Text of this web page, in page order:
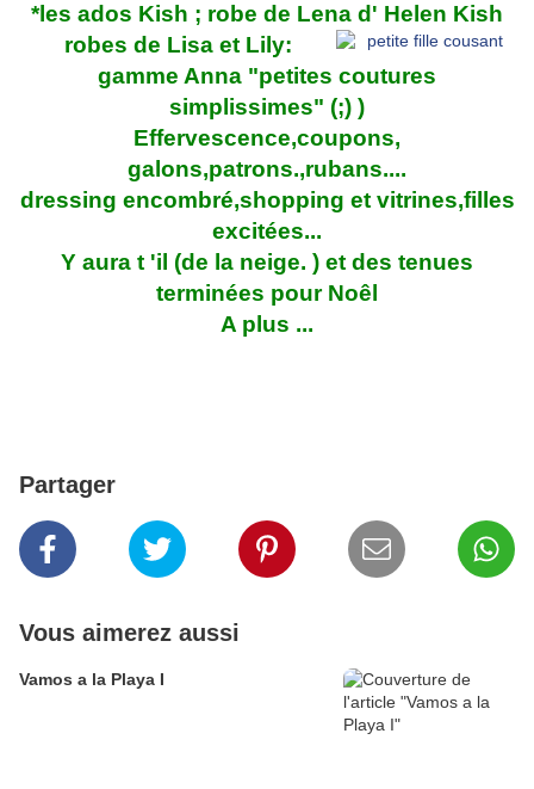
*les ados Kish ; robe de Lena d' Helen Kish
robes de Lisa et Lily:
gamme Anna "petites coutures
simplissimes" (;) )
Effervescence,coupons,
galons,patrons.,rubans....
dressing encombré,shopping et vitrines,filles
excitées...
Y aura t 'il (de la neige. ) et des tenues
terminées pour Noêl
A plus ...
Partager
Vous aimerez aussi
Vamos a la Playa I